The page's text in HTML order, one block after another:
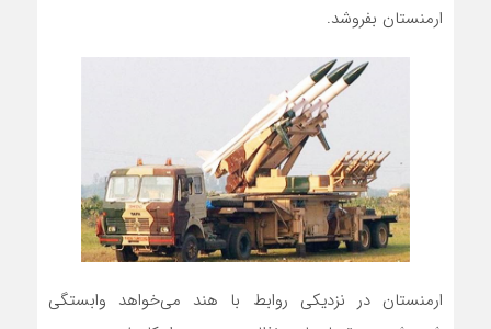
ارمنستان بفروشد.
ارمنستان در نزدیکی روابط با هند می‌خواهد وابستگی